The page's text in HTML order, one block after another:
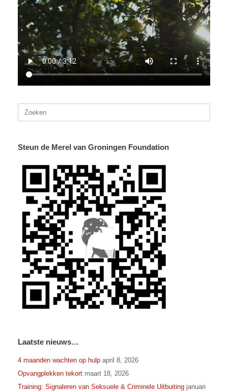
Steun de Merel van Groningen Foundation
Laatste nieuws…
4 maanden wachten op hulp april 8, 2026
Opvangplekken tekort maart 18, 2026
Training: Signaleren van Seksuele & Criminele Uitbuiting januari